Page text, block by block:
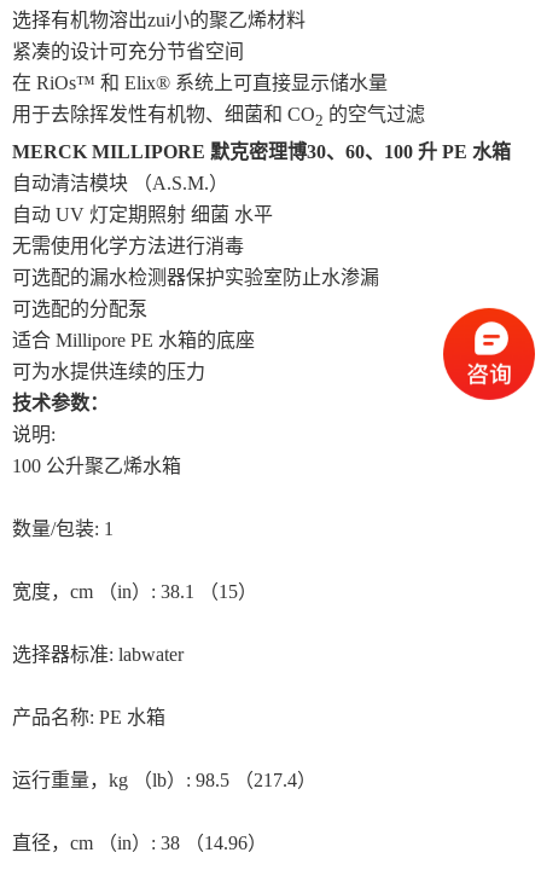
选择有机物溶出zui小的聚乙烯材料
紧凑的设计可充分节省空间
在 RiOs™ 和 Elix® 系统上可直接显示储水量
用于去除挥发性有机物、细菌和 CO2 的空气过滤
MERCK MILLIPORE 默克密理博30、60、100 升 PE 水箱
自动清洁模块 （A.S.M.）
自动 UV 灯定期照射 细菌 水平
无需使用化学方法进行消毒
可选配的漏水检测器保护实验室防止水渗漏
可选配的分配泵
适合 Millipore PE 水箱的底座
可为水提供连续的压力
技术参数：
说明:
100 公升聚乙烯水箱
数量/包装: 1
宽度，cm （in）: 38.1 （15）
选择器标准: labwater
产品名称: PE 水箱
运行重量，kg （lb）: 98.5 （217.4）
直径，cm （in）: 38 （14.96）